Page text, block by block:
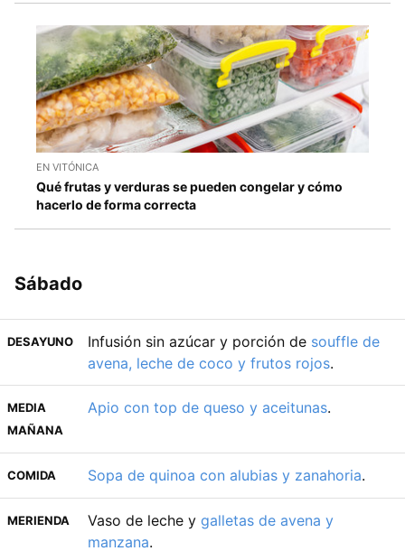
EN VITÓNICA
Qué frutas y verduras se pueden congelar y cómo
hacerlo de forma correcta
Sábado
DESAYUNO Infusión sin azúcar y porción de souffle de
avena, leche de coco y frutos rojos.
MEDIA
MAÑANA
Apio con top de queso y aceitunas.
COMIDA Sopa de quinoa con alubias y zanahoria.
MERIENDA Vaso de leche y galletas de avena y
manzana.